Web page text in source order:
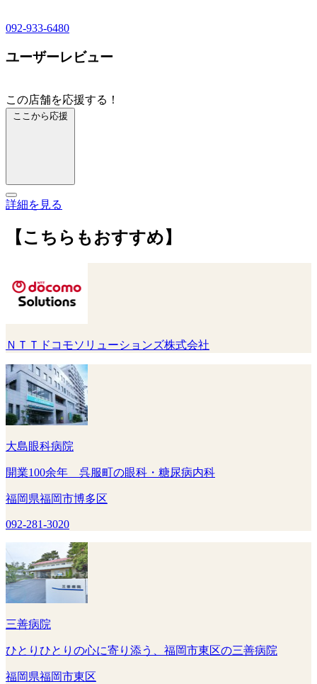
092-933-6480
ユーザーレビュー
この店舗を応援する！
ここから応援
詳細を見る
【こちらもおすすめ】
ＮＴＴドコモソリューションズ株式会社
大島眼科病院
開業100余年 呉服町の眼科・糖尿病内科
福岡県福岡市博多区
092-281-3020
三善病院
ひとりひとりの心に寄り添う、福岡市東区の三善病院
福岡県福岡市東区